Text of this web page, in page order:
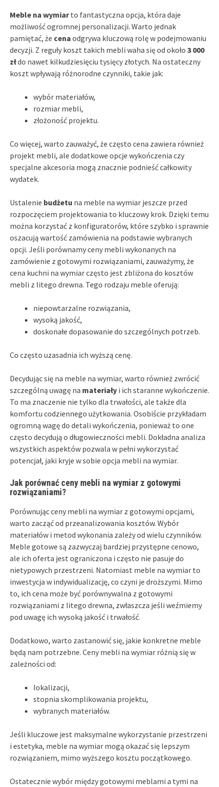
Meble na wymiarto fantastyczna opcja, która daje
możliwość ogromnej personalizacji. Warto jednak
pamiętać, że cena odgrywa kluczową rolę w podejmowaniu
decyzji. Z reguły koszt takich mebli waha się od około 3 000
złdo nawet kilkudziesięciu tysięcy złotych. Na ostateczny
koszt wpływają różnorodne czynniki, takie jak:
wybór materiałów,
rozmiar mebli,
złożoność projektu.
Co więcej, warto zauważyć, że często cena zawiera również
projekt mebli, ale dodatkowe opcje wykończenia czy
specjalne akcesoria mogą znacznie podnieść całkowity
wydatek.
Ustalenie budżetu na meble na wymiar jeszcze przed
rozpoczęciem projektowania to kluczowy krok. Dzięki temu
można korzystać z konfiguratorów, które szybko i sprawnie
oszacują wartość zamówienia na podstawie wybranych
opcji. Jeśli porównamy ceny mebli wykonanych na
zamówienie z gotowymi rozwiązaniami, zauważymy, że
cena kuchni na wymiar często jest zbliżona do kosztów
mebli z litego drewna. Tego rodzaju meble oferują:
niepowtarzalne rozwiązania,
wysoką jakość,
doskonałe dopasowanie do szczególnych potrzeb.
Co często uzasadnia ich wyższą cenę.
Decydując się na meble na wymiar, warto również zwrócić
szczególną uwagę na materiały i ich staranne wykończenie.
To ma znaczenie nie tylko dla trwałości, ale także dla
komfortu codziennego użytkowania. Osobiście przykładam
ogromną wagę do detali wykończenia, ponieważ to one
często decydują o długowieczności mebli. Dokładna analiza
wszystkich aspektów pozwala w pełni wykorzystać
potencjał, jaki kryje w sobie opcja mebli na wymiar.
Jak porównać ceny mebli na wymiar z gotowymi
rozwiązaniami?
Porównując ceny mebli na wymiar z gotowymi opcjami,
warto zacząć od przeanalizowania kosztów. Wybór
materiałów i metod wykonania zależy od wielu czynników.
Meble gotowe są zazwyczaj bardziej przystępne cenowo,
ale ich oferta jest ograniczona i często nie pasuje do
nietypowych przestrzeni. Natomiast meble na wymiar to
inwestycja w indywidualizację, co czyni je droższymi. Mimo
to, ich cena może być porównywalna z gotowymi
rozwiązaniami z litego drewna, zwłaszcza jeśli weźmiemy
pod uwagę ich wysoką jakość i trwałość.
Dodatkowo, warto zastanowić się, jakie konkretne meble
będą nam potrzebne. Ceny mebli na wymiar różnią się w
zależności od:
lokalizacji,
stopnia skomplikowania projektu,
wybranych materiałów.
Jeśli kluczowe jest maksymalne wykorzystanie przestrzeni
i estetyka, meble na wymiar mogą okazać się lepszym
rozwiązaniem, mimo wyższego kosztu początkowego.
Ostatecznie wybór między gotowymi meblami a tymi na